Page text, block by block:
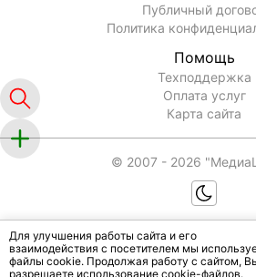
Для улучшения работы сайта и его
взаимодействия с посетителем мы
файлы cookie. Продолжая работу с сайтом,
разрешаете использование cookie-файлов.
Публичный
Политика
Помощь
Техподдержка
Оплата услуг
Карта сайта
© 2007 - 2026